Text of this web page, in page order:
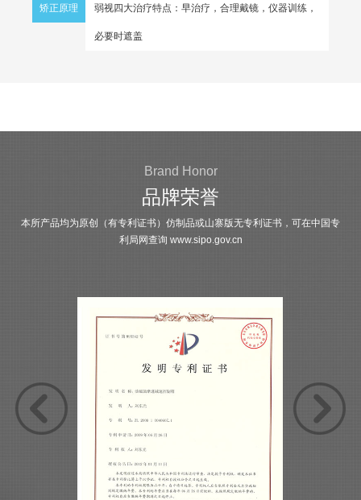
矫正原理 弱视四大治疗特点：早治疗，合理戴镜，仪器训练，
必要时遮盖
Brand Honor
品牌荣誉
本所产品均为原创（有专利证书）仿制品或山寨版无专利证书，可在中国专
利局网查询 www.sipo.gov.cn